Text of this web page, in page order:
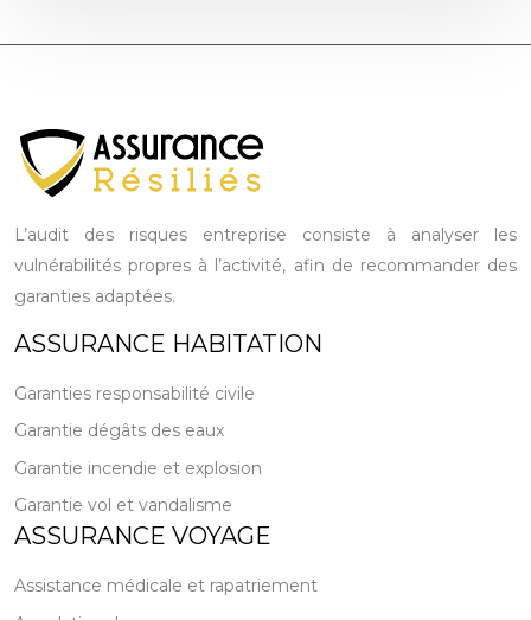
L’audit des risques entreprise consiste à analyser les
vulnérabilités propres à l’activité, afin de recommander des
garanties adaptées.
ASSURANCE HABITATION
Garanties responsabilité civile
Garantie dégâts des eaux
Garantie incendie et explosion
Garantie vol et vandalisme
ASSURANCE VOYAGE
Assistance médicale et rapatriement